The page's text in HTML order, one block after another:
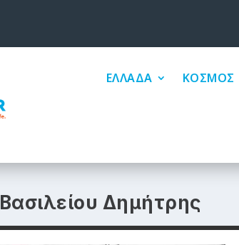
ΕΛΛΑΔΑ ΚΟΣΜΟΣ
Βασιλείου Δημήτρης